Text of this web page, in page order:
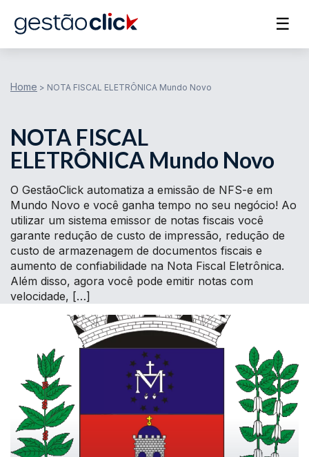
☰
Home > NOTA FISCAL ELETRÔNICA Mundo Novo
NOTA FISCAL
ELETRÔNICA Mundo Novo
O GestãoClick automatiza a emissão de NFS-e em
Mundo Novo e você ganha tempo no seu negócio! Ao
utilizar um sistema emissor de notas fiscais você
garante redução de custo de impressão, redução de
custo de armazenagem de documentos fiscais e
aumento de confiabilidade na Nota Fiscal Eletrônica.
Além disso, agora você pode emitir notas com
velocidade, […]